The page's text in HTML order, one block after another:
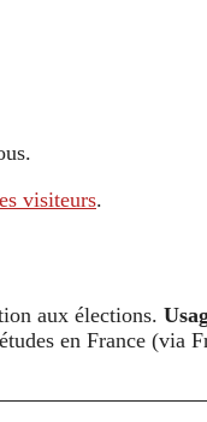
visiteurs.
aux élections.
en France (via